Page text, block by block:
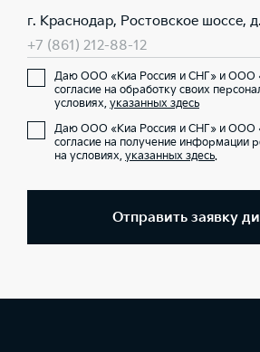
г. Краснодар, Ростовское шоссе,
+7 (861) 212-88-12
Даю ООО «Киа Россия и СНГ» и ООО
согласие на обработку своих
условиях, указанных здесь
Даю ООО «Киа Россия и СНГ» и ООО
согласие на получение информации
на условиях, указанных здесь.
Отправить заявку